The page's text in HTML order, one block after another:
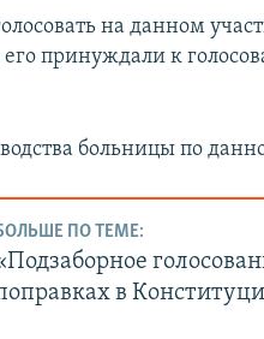
на данном
его принуждали к
больницы по
ПО ТЕМЕ:
в